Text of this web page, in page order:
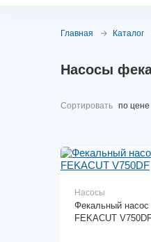
Главная Каталог
Насосы
Сортировать по цене
Насосы
Фекальный насос
FEKACUT